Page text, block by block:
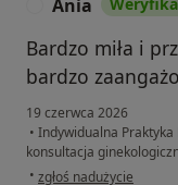
Ania
Bardzo miła i
bardzo
19 czerwca 2026
• Indywidualna Praktyka
konsultacja
• w opinii użytkownika
zgłoś nadużycie